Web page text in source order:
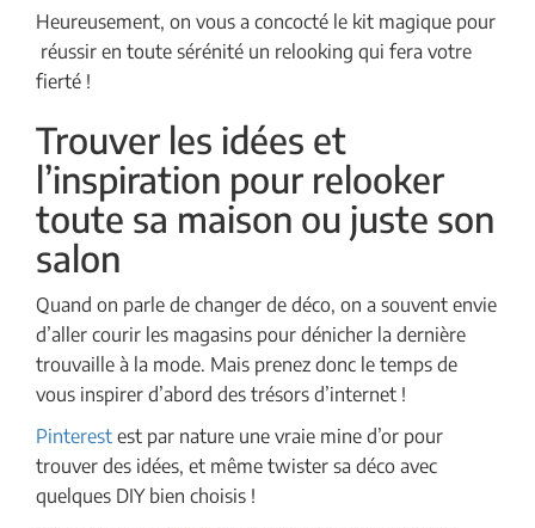
Heureusement, on vous a concocté le kit magique pour
réussir en toute sérénité un relooking qui fera votre
fierté !
Trouver les idées et
l’inspiration pour relooker
toute sa maison ou juste son
salon
Quand on parle de changer de déco, on a souvent envie
d’aller courir les magasins pour dénicher la dernière
trouvaille à la mode. Mais prenez donc le temps de
vous inspirer d’abord des trésors d’internet !
Pinterest est par nature une vraie mine d’or pour
trouver des idées, et même twister sa déco avec
quelques DIY bien choisis !